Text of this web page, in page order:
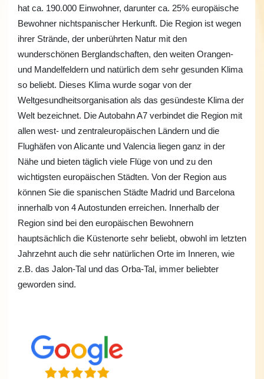
hat ca. 190.000 Einwohner, darunter ca. 25% europäische
Bewohner nichtspanischer Herkunft. Die Region ist wegen
ihrer Strände, der unberührten Natur mit den
wunderschönen Berglandschaften, den weiten Orangen-
und Mandelfeldern und natürlich dem sehr gesunden Klima
so beliebt. Dieses Klima wurde sogar von der
Weltgesundheitsorganisation als das gesündeste Klima der
Welt bezeichnet. Die Autobahn A7 verbindet die Region mit
allen west- und zentraleuropäischen Ländern und die
Flughäfen von Alicante und Valencia liegen ganz in der
Nähe und bieten täglich viele Flüge von und zu den
wichtigsten europäischen Städten. Von der Region aus
können Sie die spanischen Städte Madrid und Barcelona
innerhalb von 4 Autostunden erreichen. Innerhalb der
Region sind bei den europäischen Bewohnern
hauptsächlich die Küstenorte sehr beliebt, obwohl im letzten
Jahrzehnt auch die sehr natürlichen Orte im Inneren, wie
z.B. das Jalon-Tal und das Orba-Tal, immer beliebter
geworden sind.